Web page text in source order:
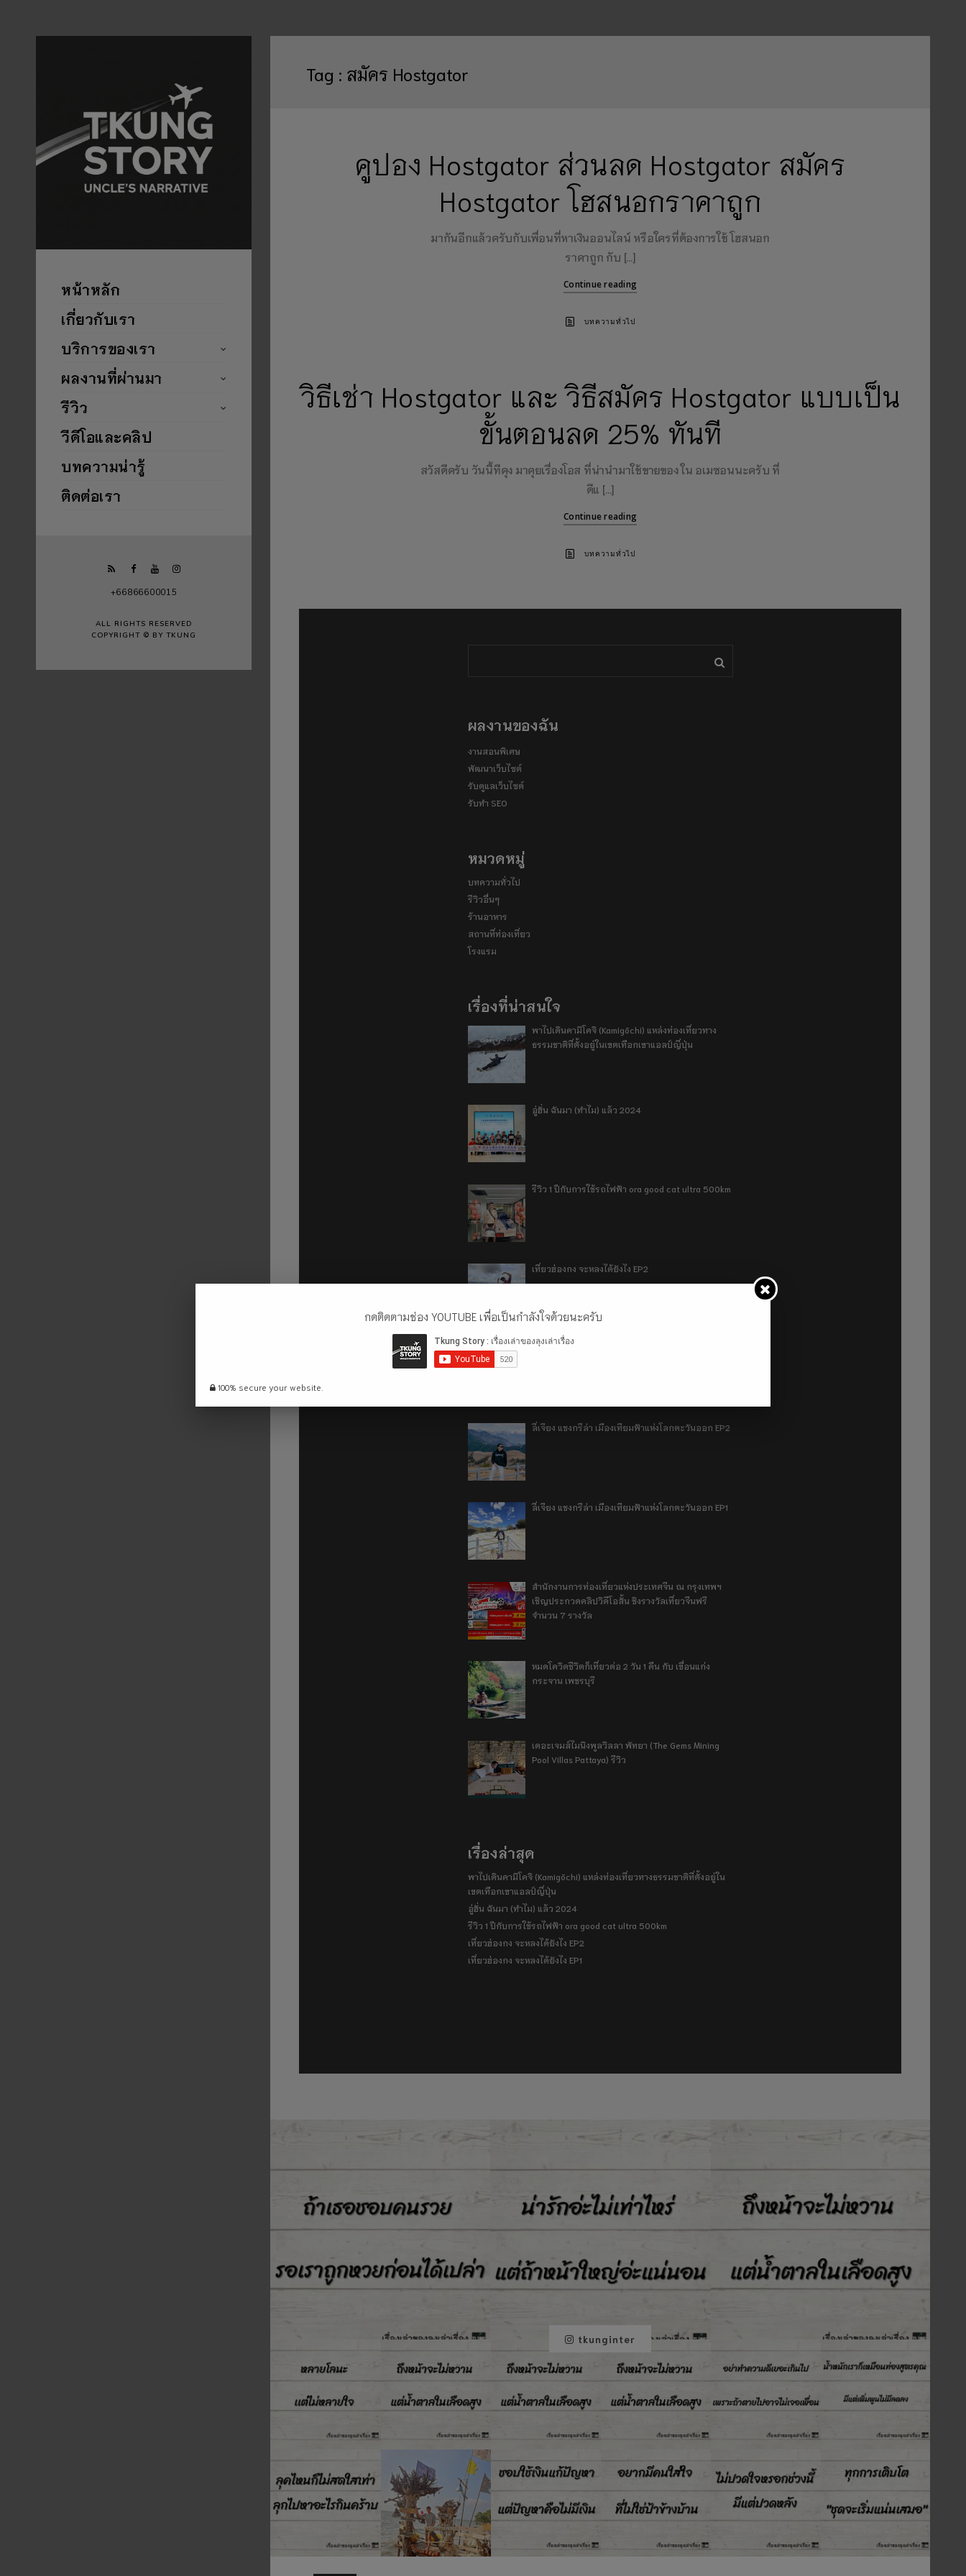
หน้าหลัก
เกี่ยวกับเรา
บริการของเรา
ผลงานที่ผ่านมา
รีวิว
วีดีโอและคลิป
บทความน่ารู้
ติดต่อเรา
+66866600015
ALL RIGHTS RESERVED
COPYRIGHT © BY TKUNG
Tag : สมัคร Hostgator
คูปอง Hostgator ส่วนลด Hostgator สมัคร
Hostgator โฮสนอกราคาถูก
มากันอีกแล้วครับกับเพื่อนที่หาเงินออนไลน์ หรือใครที่ต้องการใช้ โฮสนอก
ราคาถูก กับ […]
Continue reading
บทความทั่วไป
วิธีเช่า Hostgator และ วิธีสมัคร Hostgator แบบเป็น
ขั้นตอนลด 25% ทันที
สวัสดีครับ วันนี้ทีคุง มาคุยเรื่องโอส ที่น่านำมาใช้ขายของ ใน อเมซอนนะครับ ที่
ดีแ […]
Continue reading
บทความทั่วไป
ผลงานของฉัน
งานสอนพิเศษ
พัฒนาเว็บไซต์
รับดูแลเว็บไซต์
รับทำ SEO
หมวดหมู่
บทความทั่วไป
รีวิวอื่นๆ
ร้านอาหาร
สถานที่ท่องเที่ยว
โรงแรม
เรื่องที่น่าสนใจ
พาไปเดินคามิโคจิ (Kamigōchi) แหล่งท่องเที่ยวทาง
ธรรมชาติที่ตั้งอยู่ในเขตเทือกเขาแอลป์ญี่ปุ่น
อู่ฮั่น ฉันมา (ทำไม) แล้ว 2024
รีวิว 1 ปีกับการใช้รถไฟฟ้า ora good cat ultra 500km
เที่ยวฮ่องกง จะหลงได้ยังไง EP2
เที่ยวฮ่องกง จะหลงได้ยังไง EP1
ลี่เจียง แชงกรีล่า เมืองเทียมฟ้าแห่งโลกตะวันออก EP2
ลี่เจียง แชงกรีล่า เมืองเทียมฟ้าแห่งโลกตะวันออก EP1
สำนักงานการท่องเที่ยวแห่งประเทศจีน ณ กรุงเทพฯ
เชิญประกวดคลิปวิดีโอสั้น ชิงรางวัลเที่ยวจีนฟรี
จำนวน 7 รางวัล
หมดโควิดชีวิตก็เที่ยวต่อ 2 วัน 1 คืน กับ เขื่อนแก่ง
กระจาน เพชรบุรี
เดอะเจมส์ไมนิงพูลวิลลา พัทยา (The Gems Mining
Pool Villas Pattaya) รีวิว
เรื่องล่าสุด
พาไปเดินคามิโคจิ (Kamigōchi) แหล่งท่องเที่ยวทางธรรมชาติที่ตั้งอยู่ใน
เขตเทือกเขาแอลป์ญี่ปุ่น
อู่ฮั่น ฉันมา (ทำไม) แล้ว 2024
รีวิว 1 ปีกับการใช้รถไฟฟ้า ora good cat ultra 500km
เที่ยวฮ่องกง จะหลงได้ยังไง EP2
เที่ยวฮ่องกง จะหลงได้ยังไง EP1
tkunginter
กดติดตามช่อง YOUTUBE เพื่อเป็นกำลังใจด้วยนะครับ
100% secure your website.